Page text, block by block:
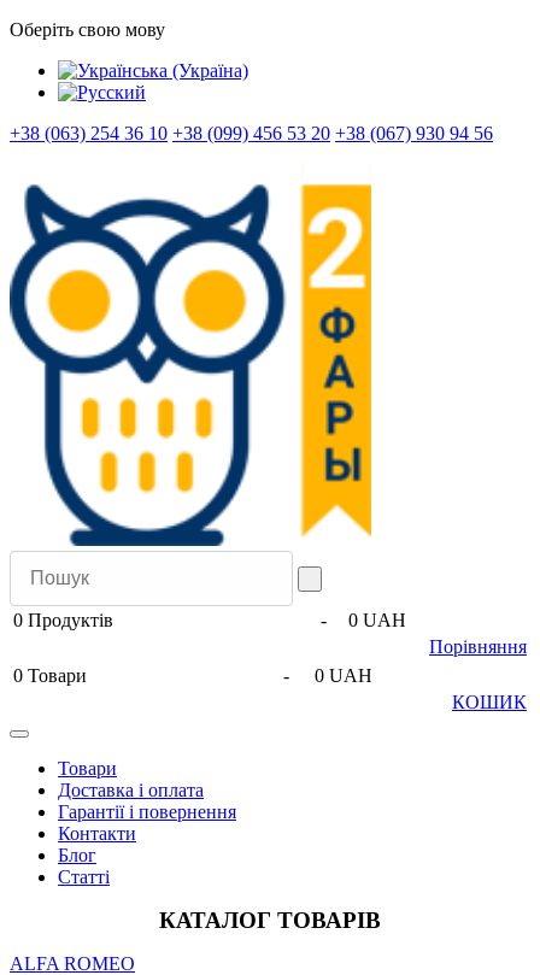
Оберіть свою мову
+38 (063) 254 36 10 +38 (099) 456 53 20 +38 (067) 930 94 56
0 Продуктів -
0 UAH
Порівняння
0 Товари -
0 UAH
КОШИК
Товари
Доставка і оплата
Гарантії і повернення
Контакти
Блог
Статті
КАТАЛОГ ТОВАРІВ
ALFA ROMEO